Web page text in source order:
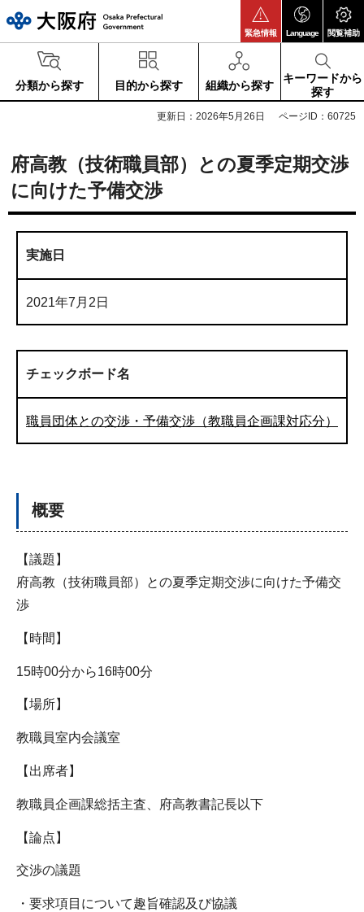
緊急情報 Language 閲覧補助
分類から探す 目的から探す 組織から探す
キーワードから
探す
更新日：2026年5月26日 ページID：60725
府高教（技術職員部）との夏季定期交渉
に向けた予備交渉
実施日
2021年7月2日
チェックボード名
職員団体との交渉・予備交渉（教職員企画課対応分）
概要
【議題】
府高教（技術職員部）との夏季定期交渉に向けた予備交
渉
【時間】
15時00分から16時00分
【場所】
教職員室内会議室
【出席者】
教職員企画課総括主査、府高教書記長以下
【論点】
交渉の議題
・要求項目について趣旨確認及び協議